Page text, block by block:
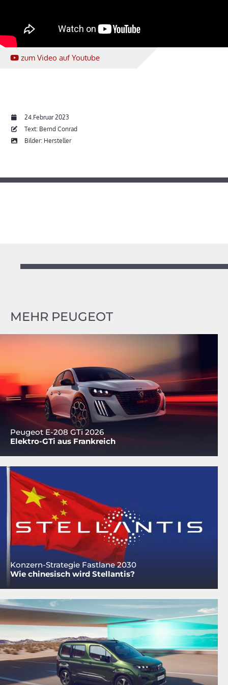
zum Video auf Youtube
24.Februar 2023
Text: Bernd Conrad
Bilder: Hersteller
MEHR PEUGEOT
Peugeot E-208 GTi 2026
Elektro-GTi aus Frankreich
Konzern-Strategie Fastlane 2030
Wie chinesisch wird Stellantis?